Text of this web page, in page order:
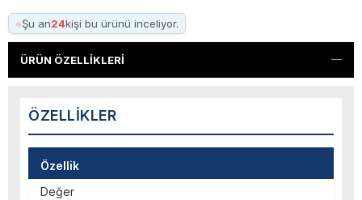
●Şu an24kişi bu ürünü inceliyor.
ÜRÜN ÖZELLIKLERI
ÖZELLIKLER
Özellik
Değer